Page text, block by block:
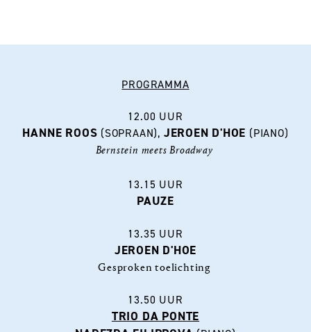
PROGRAMMA
12.00 UUR
HANNE ROOS (SOPRAAN), JEROEN D'HOE (PIANO)
Bernstein meets Broadway
13.15 UUR
PAUZE
13.35 UUR
JEROEN D'HOE
Gesproken toelichting
13.50 UUR
TRIO DA PONTE